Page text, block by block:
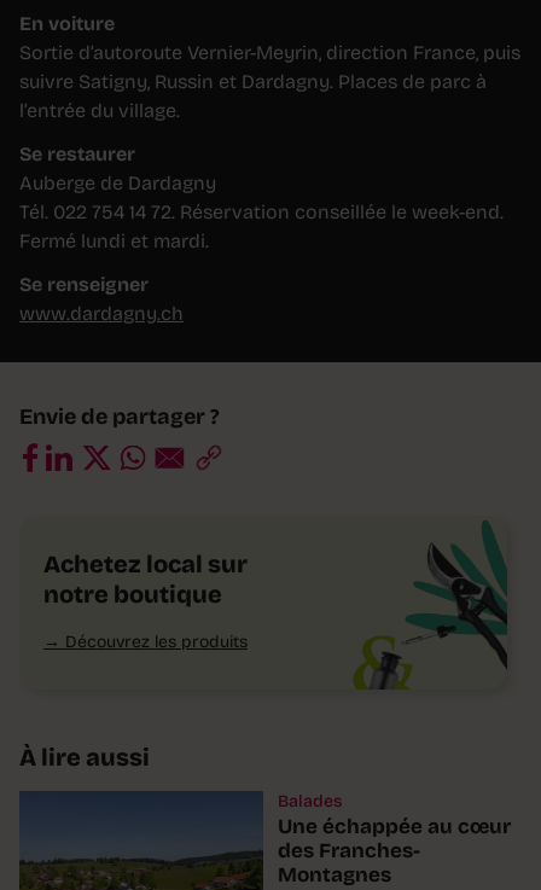
En voiture
Sortie d’autoroute Vernier-Meyrin, direction France, puis
suivre Satigny, Russin et Dardagny. Places de parc à
l’entrée du village.
Se restaurer
Auberge de Dardagny
Tél. 022 754 14 72. Réservation conseillée le week-end.
Fermé lundi et mardi.
Se renseigner
www.dardagny.ch
Envie de partager ?
Achetez local sur
notre boutique
Découvrez les produits
À lire aussi
Balades
Une échappée au cœur
des Franches-
Montagnes